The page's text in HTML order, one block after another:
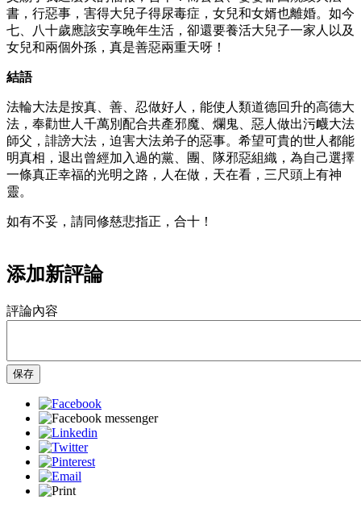
書，行惡事，害得大兒子得尿毒症，女兒和女婿也離婚。如今
七、八十歲應該安享晚年生活，卻還要養活大兒子一家人以及
女兒和兩個外孫，真是善惡兩重天呀！
結語
法輪大法是按真、善、忍做好人，能使人類道德回升的高德大
法，奉勸世人千萬別配合共產邪魔、爛鬼、惡人做出污衊大法
師父，誹謗大法，迫害大法弟子的惡事。希望可貴的世人都能
明真相，退出曾經加入過的黨、團、隊邪惡組織，為自己選擇
一條真正幸福的光明之路，人在做，天在看，三尺頭上有神
靈。
如有不妥，請同修慈悲指正，合十！
添加新評論
評論內容
保存